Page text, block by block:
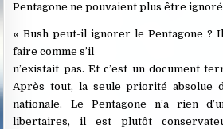
Pentagone ne pouvaient plus être
« Bush peut-il ignorer le Pentagone ?
faire comme s’il
n’existait pas. Et c’est un document
Après tout, la seule priorité absolue
nationale. Le Pentagone n’a rien
libertaires, il est plutôt